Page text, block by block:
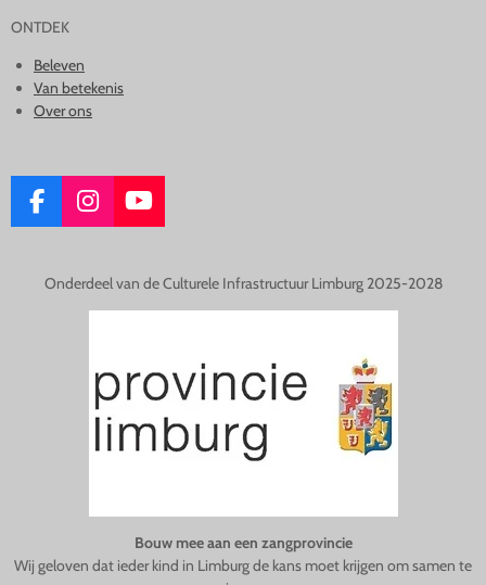
ONTDEK
Beleven
Van betekenis
Over ons
F
A
E
I
N
T
A
M
Y
O
T
Onderdeel van de Culturele Infrastructuur Limburg 2025-2028
Bouw mee aan een zangprovincie
Wij geloven dat ieder kind in Limburg de kans moet krijgen om samen te